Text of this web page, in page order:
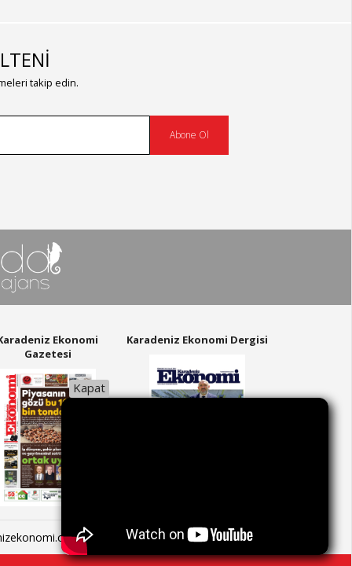
takip edin.
Abone Ol
Ekonomi
Gazetesi
Karadeniz Ekonomi Dergisi
Kapat